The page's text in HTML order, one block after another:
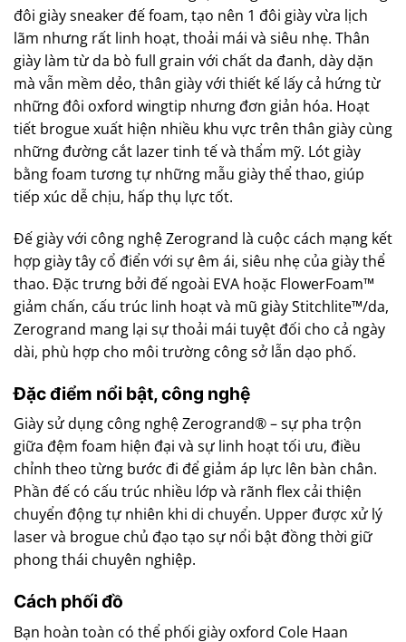
đôi giày sneaker đế foam, tạo nên 1 đôi giày vừa lịch
lãm nhưng rất linh hoạt, thoải mái và siêu nhẹ. Thân
giày làm từ da bò full grain với chất da đanh, dày dặn
mà vẫn mềm dẻo, thân giày với thiết kế lấy cả hứng từ
những đôi oxford wingtip nhưng đơn giản hóa. Hoạt
tiết brogue xuất hiện nhiều khu vực trên thân giày cùng
những đường cắt lazer tinh tế và thẩm mỹ. Lót giày
bằng foam tương tự những mẫu giày thể thao, giúp
tiếp xúc dễ chịu, hấp thụ lực tốt.
Đế giày với công nghệ Zerogrand là cuộc cách mạng kết
hợp giày tây cổ điển với sự êm ái, siêu nhẹ của giày thể
thao. Đặc trưng bởi đế ngoài EVA hoặc FlowerFoam™
giảm chấn, cấu trúc linh hoạt và mũ giày Stitchlite™/da,
Zerogrand mang lại sự thoải mái tuyệt đối cho cả ngày
dài, phù hợp cho môi trường công sở lẫn dạo phố.
Đặc điểm nổi bật, công nghệ
Giày sử dụng công nghệ Zerogrand® – sự pha trộn
giữa đệm foam hiện đại và sự linh hoạt tối ưu, điều
chỉnh theo từng bước đi để giảm áp lực lên bàn chân.
Phần đế có cấu trúc nhiều lớp và rãnh flex cải thiện
chuyển động tự nhiên khi di chuyển. Upper được xử lý
laser và brogue chủ đạo tạo sự nổi bật đồng thời giữ
phong thái chuyên nghiệp.
Cách phối đồ
Bạn hoàn toàn có thể phối giày oxford Cole Haan